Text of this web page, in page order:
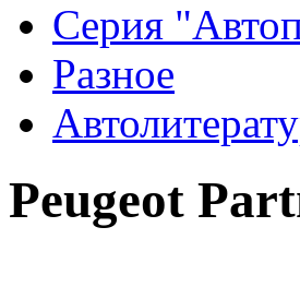
Серия
Разное
Peugeot